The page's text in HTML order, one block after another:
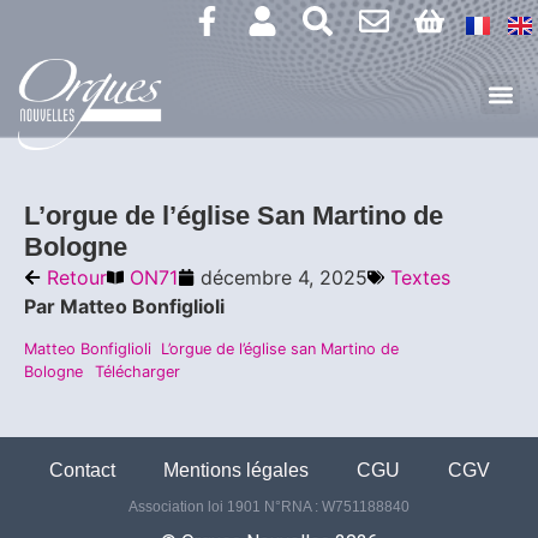
L’orgue de l’église San Martino de
Bologne
Retour ON71 décembre 4, 2025
Textes
Par Matteo Bonfiglioli
Matteo Bonfiglioli L’orgue de l’église san Martino de
Bologne
Télécharger
Association loi 1901 N°RNA : W751188840
Contact Mentions légales CGU CGV